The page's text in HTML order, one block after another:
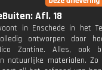
Afl. 18
in Enschede in het
ontworpen door
Zantine. Alles, ook
natuurlijke materialen.